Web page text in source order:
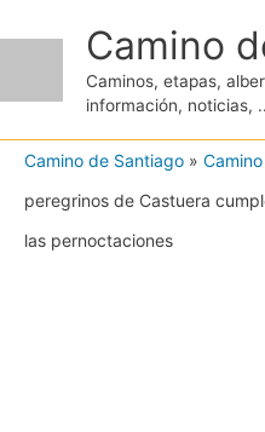
contenido
Camino
Caminos, etapas,
información, noticias,
Camino de Santiago »
peregrinos de Castuera
las pernoctaciones